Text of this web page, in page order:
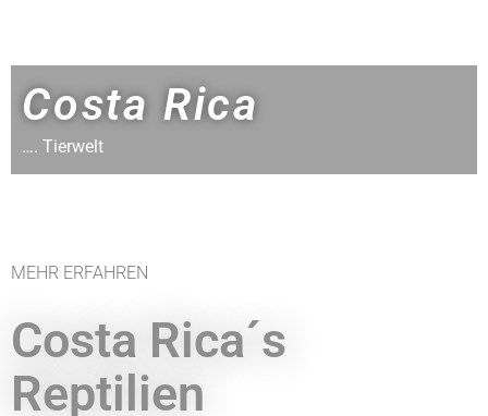
Costa Rica
…. Tierwelt
MEHR ERFAHREN
Costa Rica´s
Reptilien